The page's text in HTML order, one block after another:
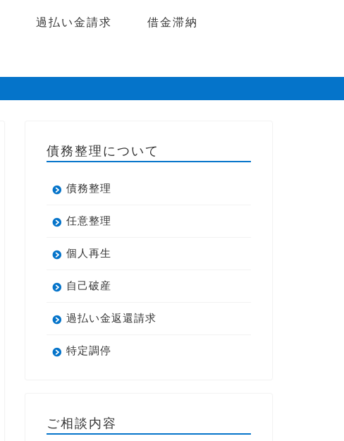
過払い金請求
借金滞納
債務整理について
債務整理
任意整理
個人再生
自己破産
過払い金返還請求
特定調停
ご相談内容